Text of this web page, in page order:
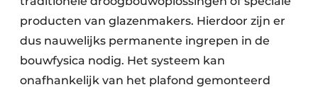
producten van glazenmakers. Hierdoor zijn er
dus nauwelijks permanente ingrepen in de
bouwfysica nodig. Het systeem kan
onafhankelijk van het plafond gemonteerd